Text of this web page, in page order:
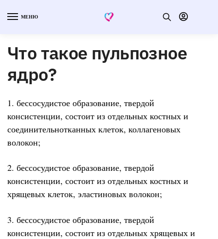
МЕНЮ
Что такое пульпозное
ядро?
1. бессосудистое образование, твердой
консистенции, состоит из отдельных костных и
соединительнотканных клеток, коллагеновых
волокон;
2. бессосудистое образование, твердой
консистенции, состоит из отдельных костных и
хрящевых клеток, эластиновых волокон;
3. бессосудистое образование, твердой
консистенции, состоит из отдельных хрящевых и